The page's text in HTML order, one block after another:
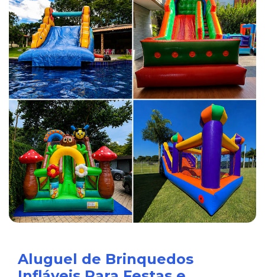
Aluguel de Brinquedos